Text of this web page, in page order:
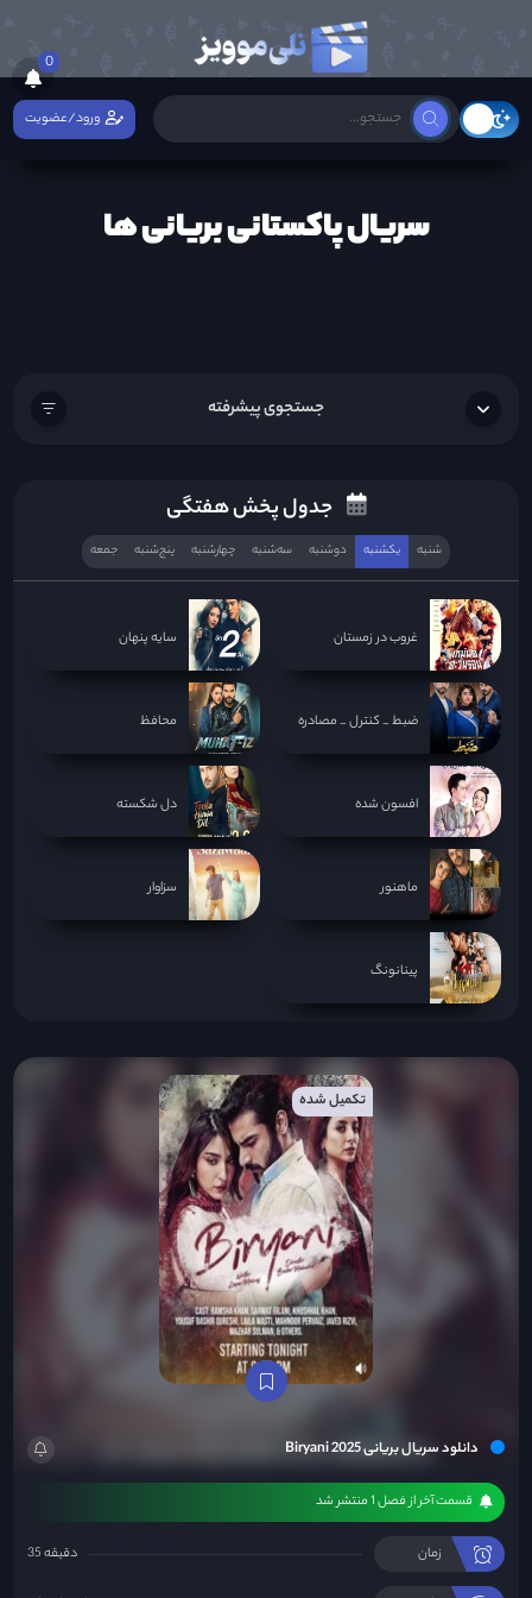
0
ورود/عضویت
سریال پاکستانی بریانی ها
جستجوی پیشرفته
جدول پخش هفتگی
شنبه یکشنبه دوشنبه سه‌‌شنبه چهارشنبه پنج‌شنبه جمعه
غروب در زمستان سایه پنهان
ضبط _ کنترل _ مصادره محافظ
افسون شده دل شکسته
ماهنور سزاوار
پینانونگ
دانلود سریال بریانی Biryani 2025
قسمت آخر از فصل 1 منتشر شد
زمان 35 دقیقه
تکمیل شده